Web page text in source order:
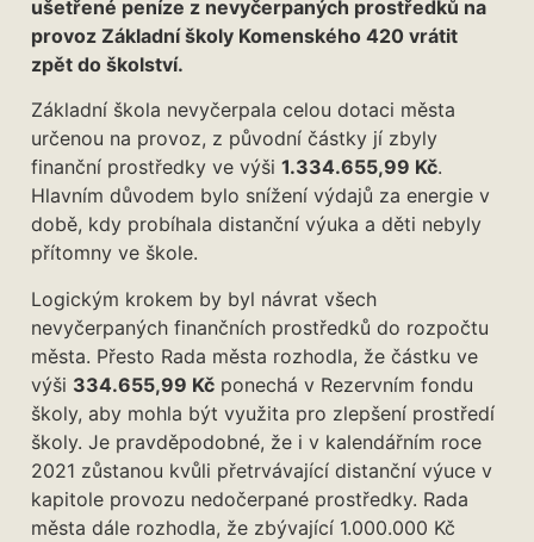
ušetřené peníze z nevyčerpaných prostředků na
provoz Základní školy Komenského 420 vrátit
zpět do školství.
Základní škola nevyčerpala celou dotaci města
určenou na provoz, z původní částky jí zbyly
finanční prostředky ve výši 1.334.655,99 Kč.
Hlavním důvodem bylo snížení výdajů za energie v
době, kdy probíhala distanční výuka a děti nebyly
přítomny ve škole.
Logickým krokem by byl návrat všech
nevyčerpaných finančních prostředků do rozpočtu
města. Přesto Rada města rozhodla, že částku ve
výši 334.655,99 Kč ponechá v Rezervním fondu
školy, aby mohla být využita pro zlepšení prostředí
školy. Je pravděpodobné, že i v kalendářním roce
2021 zůstanou kvůli přetrvávající distanční výuce v
kapitole provozu nedočerpané prostředky. Rada
města dále rozhodla, že zbývající 1.000.000 Kč